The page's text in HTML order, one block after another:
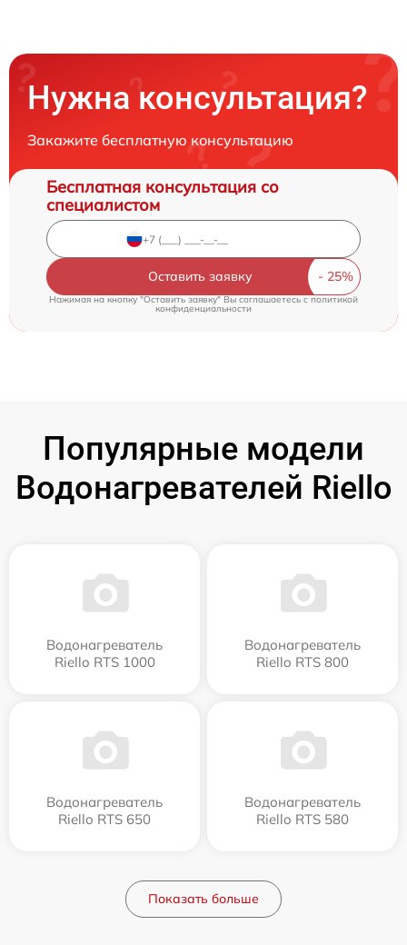
Нужна консультация?
Закажите бесплатную консультацию
Бесплатная консультация со
специалистом
Оставить заявку
Нажимая на кнопку "Оставить заявку" Вы соглашаетесь c политикой
конфиденциальности
Популярные модели
Водонагревателей Riello
Водонагреватель
Riello RTS 1000
Водонагреватель
Riello RTS 800
Водонагреватель
Riello RTS 650
Водонагреватель
Riello RTS 580
Показать больше